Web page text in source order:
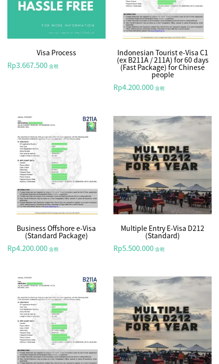
Visa Process
Rp3.667.500 含税
Indonesian Tourist e-Visa C1
(ex B211A / 211A) for 60 days
(Fast Package) for Chinese
people
Rp4.200.000 含税
Business Offshore e-Visa
(Standard Package)
Rp4.200.000 含税
Multiple Entry E-Visa D212
(Standard)
Rp5.500.000 含税